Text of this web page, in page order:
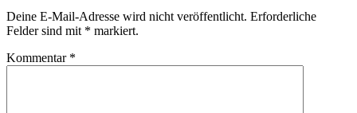
Deine E-Mail-Adresse wird nicht veröffentlicht. Erforderliche
Felder sind mit * markiert.
Kommentar *